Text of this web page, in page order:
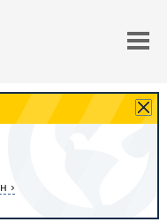
›